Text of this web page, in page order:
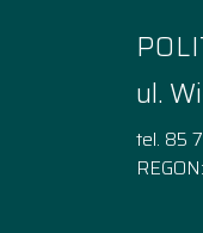
ul.
tel. 85